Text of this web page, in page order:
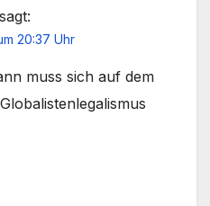
sagt:
20:37 Uhr
muss sich auf dem